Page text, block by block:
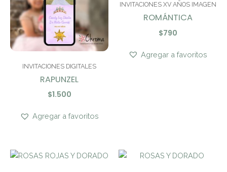
INVITACIONES DIGITALES
RAPUNZEL
$1.500
Agregar a favoritos
INVITACIONES XV AÑOS IMAGEN
ROMÁNTICA
$790
Agregar a favoritos